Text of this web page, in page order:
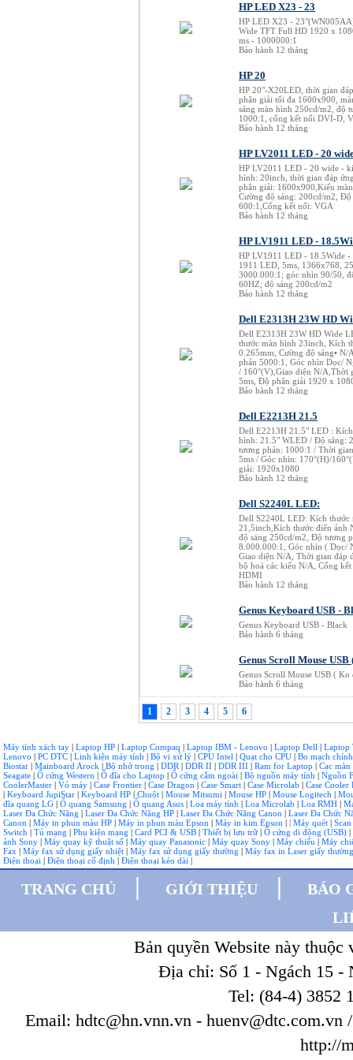
HP LED X23 - 23
HP LED X23 -
Wide TFT Full HD 1920 x
ms - 1000000:1
Bảo hành 12 tháng
HP 20
HP 20"-X20LED, thời gian
phân giải tối đa 1600x900,
sáng màn hình 250cd/m2, độ
1000:1, cổng kết nối DVI-D,
Bảo hành 12 tháng
HP LV2011 LED - 20
HP LV2011 LED - 20 wide -
hình: 20inch, thời gian đáp
phân giải: 1600x900,Kiểu
Cường độ sáng: 200cd/m2,
600:1,Cổng kết nối: VGA
Bảo hành 12 tháng
HP LV1911 LED -
HP LV1911 LED - 18.5Wide -
1911 LED, 5ms, 1366x768,
3000.000:1; góc nhìn 90/50,
60HZ; độ sáng 200cd/m2
Bảo hành 12 tháng
Dell E2313H 23W HD
Dell E2313H 23W HD Wide
thước màn hình 23inch, Kích
0.265mm, Cường độ sáng•
phản 5000:1, Góc nhìn Dọc/
/ 160°(V),Giao diện N/A,Thời
5ms, Độ phân giải 1920 x
Bảo hành 12 tháng
Dell E2213H 21.5
Dell E2213H 21.5" LED :
hình: 21.5" WLED / Độ sáng:
tương phản: 1000:1 / Thời
5ms / Góc nhìn: 170°(H)/
giải: 1920x1080
Bảo hành 12 tháng
Dell S2240L LED:
Dell S2240L LED: Kích thước
21,5inch,Kích thước điển ảnh
độ sáng 250cd/m2, Độ tương
8.000.000:1, Góc nhìn ( Dọc/
Giao diện N/A, Thời gian đáp
bộ hoá các kiểu N/A, Cổng
HDMI
Bảo hành 12 tháng
Genus Keyboard USB -
Genus Keyboard USB - Black
Bảo hành 6 tháng
Genus Scroll Mouse USB
Genus Scroll Mouse USB ( Ko
Bảo hành 6 tháng
1 2 3 4 5 6
Máy tính xách tay | Laptop HP | Laptop Compaq | Laptop IBM - Lenovo | Laptop Dell | Laptop
Lenovo | PC DTC | Linh kiện máy tính | Bộ vi xử lý | CPU Intel | Quạt cho CPU | Bo mạch
Biostar | Mainboard Arock | Bộ nhớ trong | DDR | DDR II | DDR III | Ram for Laptop | Cạc
Seagate | Ổ cứng Western | Ổ đĩa cho Laptop | Ổ cứng cắm ngoài | Bộ nguồn máy tính | Nguồn
CoolerMaster | Vỏ máy | Case Frontier | Case Dragon | Case Smart | Case Microlab | Case Cooler
| Keyboard JupiStar | Keyboard HP | Chuột | Mouse Mitsumi | Mouse HP | Mouse Logitech |
đĩa quang LG | Ổ quang Samsung | Ổ quang Asus | Loa máy tính | Loa Microlab | Loa RMH |
Laser Đa Chức Năng | Laser Đa Chức Năng HP | Laser Đa Chức Năng Canon | Laser Đa Chức
Canon | Máy in phun màu HP | Máy in phun màu Epson | Máy in kim Epson | | Máy quét |
Switch | Tủ mạng | Phụ kiện mạng | Card PCI & USB | Thiết bị lưu trữ| Ổ cứng di động (USB) |
ảnh Sony | Máy quay kỹ thuật số | Máy quay Panasonic | Máy quay Sony | Máy chiếu | Máy
Fax | Máy fax sử dụng giấy nhiệt | Máy fax sử dụng giấy thường | Máy fax in Laser giấy
Điện thoại | Điện thoại cố định | Điện thoại kéo dài |
TRANG CHỦ | GIỚI THIỆU |
BÁO
Bản quyền Website này thuộc
Địa chỉ: Số 1 - Ngách 15 -
Tel: (84-4) 3852
Email: hdtc@hn.vnn.vn -
http://